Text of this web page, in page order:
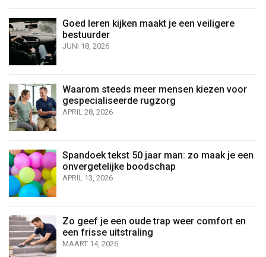
Goed leren kijken maakt je een veiligere
bestuurder
JUNI 18, 2026
Waarom steeds meer mensen kiezen voor
gespecialiseerde rugzorg
APRIL 28, 2026
Spandoek tekst 50 jaar man: zo maak je een
onvergetelijke boodschap
APRIL 13, 2026
Zo geef je een oude trap weer comfort en
een frisse uitstraling
MAART 14, 2026